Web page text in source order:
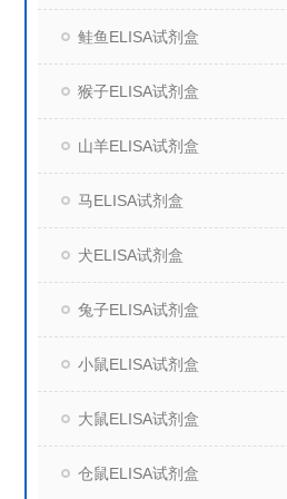
鲑鱼ELISA试剂盒
猴子ELISA试剂盒
山羊ELISA试剂盒
马ELISA试剂盒
犬ELISA试剂盒
兔子ELISA试剂盒
小鼠ELISA试剂盒
大鼠ELISA试剂盒
仓鼠ELISA试剂盒